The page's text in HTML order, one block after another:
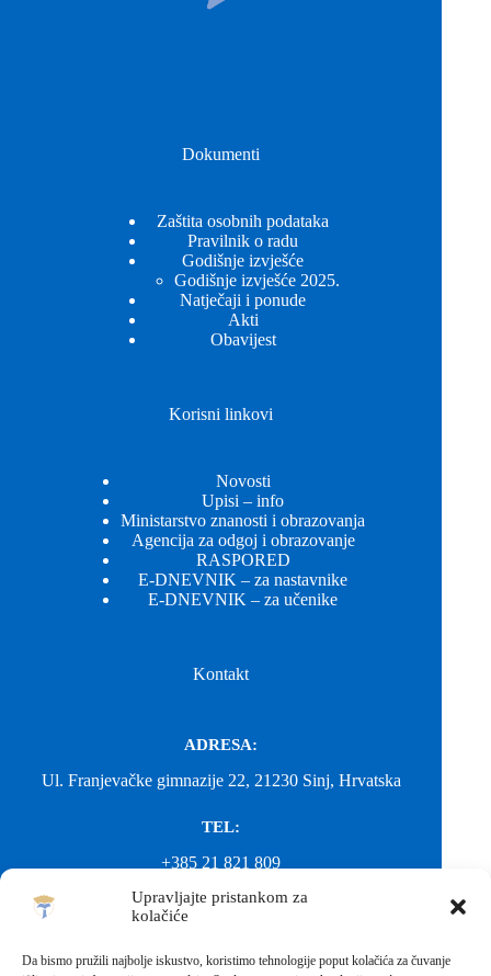
Upravljajte pristankom za
kolačiće
Da bismo pružili najbolje iskustvo, koristimo tehnologije poput kolačića za čuvanje
Dokumenti
Zaštita osobnih podataka
Pravilnik o radu
Godišnje izvješće
Godišnje izvješće 2025.
Natječaji i ponude
Akti
Obavijest
Korisni linkovi
Novosti
Upisi – info
Ministarstvo znanosti i obrazovanja
Agencija za odgoj i obrazovanje
RASPORED
E-DNEVNIK – za nastavnike
E-DNEVNIK – za učenike
Kontakt
ADRESA:
Ul. Franjevačke gimnazije 22, 21230 Sinj, Hrvatska
TEL:
+385 21 821 809
EMAIL: